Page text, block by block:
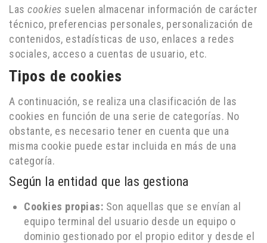
Las cookies suelen almacenar información de carácter
técnico, preferencias personales, personalización de
contenidos, estadísticas de uso, enlaces a redes
sociales, acceso a cuentas de usuario, etc.
Tipos de cookies
A continuación, se realiza una clasificación de las
cookies en función de una serie de categorías. No
obstante, es necesario tener en cuenta que una
misma cookie puede estar incluida en más de una
categoría.
Según la entidad que las gestiona
Cookies propias: Son aquellas que se envían al
equipo terminal del usuario desde un equipo o
dominio gestionado por el propio editor y desde el